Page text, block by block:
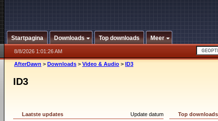
Startpagina Downloads Top downloads Meer
8/8/2026 1:01:26 AM
AfterDawn > Downloads > Video & Audio > ID3
ID3
Update datum
Laatste updates
Top downloads